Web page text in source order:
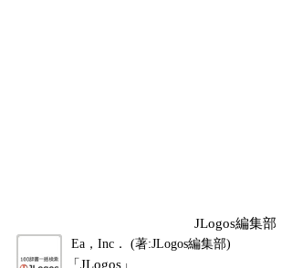
JLogos編集部
Ea，Inc． (著:JLogos編集部)
「JLogos」